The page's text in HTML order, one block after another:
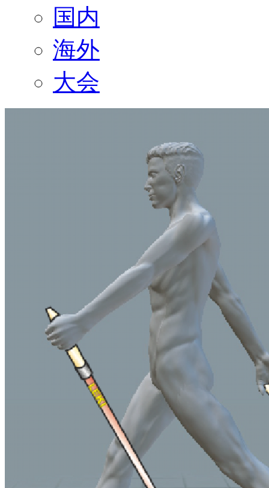
国内
海外
大会